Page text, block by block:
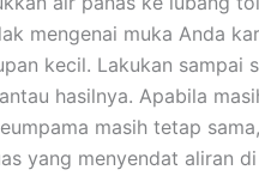
mengenai muka Anda
kecil. Lakukan sampai
hasilnya. Apabila
masih tetap sama,
yang menyendat aliran